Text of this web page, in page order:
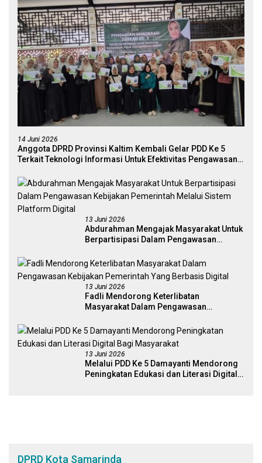
14 Juni 2026
Anggota DPRD Provinsi Kaltim Kembali Gelar PDD Ke 5
Terkait Teknologi Informasi Untuk Efektivitas Pengawasan
13 Juni 2026
Abdurahman Mengajak Masyarakat Untuk
Berpartisipasi Dalam Pengawasan
Platform Digital
13 Juni 2026
Fadli Mendorong Keterlibatan
Masyarakat Dalam Pengawasan
Digital
13 Juni 2026
Melalui PDD Ke 5 Damayanti Mendorong
Peningkatan Edukasi dan Literasi Digital
DPRD Kota Samarinda